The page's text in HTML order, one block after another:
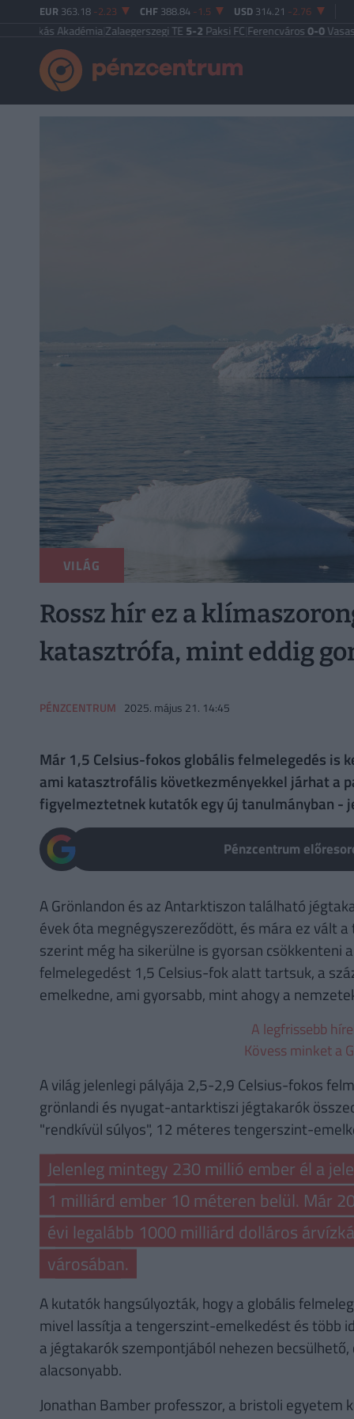
EUR 363.18 -2.23 CHF 388.84 -1.5 USD 314.21 -2.76
Akadémia|Zalaegerszegi TE5-2Paksi FC|Ferencváros0-0Vasas FC|
VILÁG
Rossz hír ez a
katasztrófa, mint eddig
PÉNZCENTRUM 2025. május 21. 14:45
Már 1,5 Celsius-fokos globális felmelegedés
ami katasztrofális következményekkel járhat a
figyelmeztetnek kutatók egy új tanulmányban -
Pénzcentrum
A Grönlandon és az Antarktiszon található
évek óta megnégyszereződött, és mára ez vált
szerint még ha sikerülne is gyorsan csökkenteni
felmelegedést 1,5 Celsius-fok alatt tartsuk, a
emelkedne, ami gyorsabb, mint ahogy a
A legfrissebb
Kövess minket a
A világ jelenlegi pályája 2,5-2,9 Celsius-fokos
grönlandi és nyugat-antarktiszi jégtakarók
"rendkívül súlyos", 12 méteres tengerszint-
Jelenleg mintegy 230 millió ember él a
1 milliárd ember 10 méteren belül. Már
évi legalább 1000 milliárd dolláros
városában.
A kutatók hangsúlyozták, hogy a globális
mivel lassítja a tengerszint-emelkedést és több
a jégtakarók szempontjából nehezen
alacsonyabb.
Jonathan Bamber professzor, a bristoli egyetem